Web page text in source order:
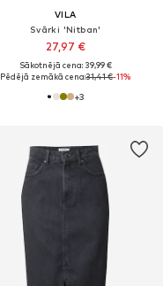
VILA
Svārki 'Nitban'
27,97 €
Sākotnējā cena: 39,99 €
Pēdējā zemākā cena:31,41 €-11%
+3